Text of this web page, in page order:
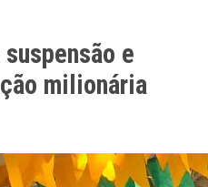
e
milionária